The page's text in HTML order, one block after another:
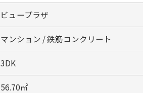
ビュープラザ
マンション / 鉄筋コンクリート
3DK
56.70㎡